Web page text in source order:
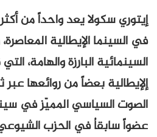
إيتوري سكولا يعد واحداً من
في السينما الإيطالية
السينمائية البارزة والهامة،
إلإيطالية بعضاً من روائعها
الصوت السياسي المميّز في
عضواً سابقاُ في الحزب